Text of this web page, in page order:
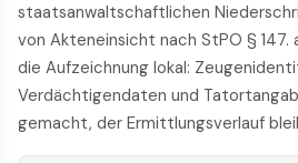
staatsanwaltschaftlichen
von Akteneinsicht nach StPO §
die Aufzeichnung lokal:
Verdächtigendaten und
gemacht, der Ermittlungsverlauf